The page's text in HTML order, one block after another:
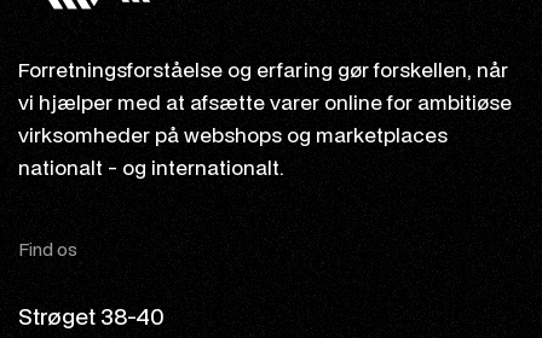
Forretningsforståelse og erfaring gør forskellen, når
vi hjælper med at afsætte varer online for ambitiøse
virksomheder på webshops og marketplaces
nationalt - og internationalt.
Find os
Strøget 38-40